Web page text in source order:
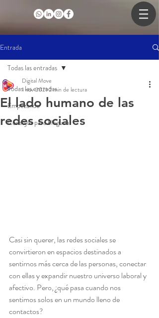
Entrada
Todas las entradas
Empezando
Consejos para bloguear
Todas las entradas
El lado humano de las
redes sociales
Digital Move
1 nov 20212 min de lectura
Casi sin querer, las redes sociales se
convirtieron en espacios destinados a
sentirnos más cerca de las personas, conectar
con ellas y expandir nuestro universo laboral y
afectivo. Pero, ¿qué pasa cuando nos
sentimos solos en un mundo lleno de
contactos?